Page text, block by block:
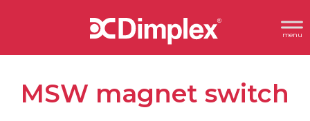
inhoud
Dimplex
Header
Rechts
MSW magnet switch